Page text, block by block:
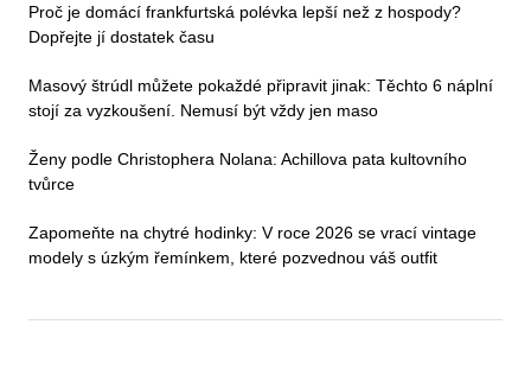
Proč je domácí frankfurtská polévka lepší než z hospody?
Dopřejte jí dostatek času
Masový štrúdl můžete pokaždé připravit jinak: Těchto 6 náplní
stojí za vyzkoušení. Nemusí být vždy jen maso
Ženy podle Christophera Nolana: Achillova pata kultovního
tvůrce
Zapomeňte na chytré hodinky: V roce 2026 se vrací vintage
modely s úzkým řemínkem, které pozvednou váš outfit